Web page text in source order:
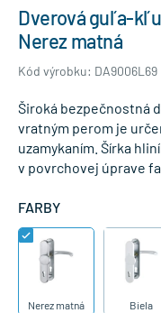
Dverová guľa-
Nerez matná
Kód výrobku: DA9006L69
Široká bezpečnostná
vratným perom je
uzamykaním. Šírka
v povrchovej úprave
FARBY
Nerez matná Biela